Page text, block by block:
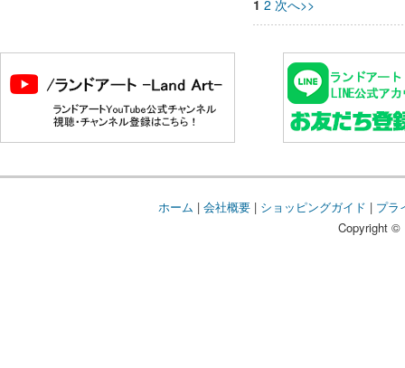
1 2 次へ>>
ホーム | 会社概要| ショッピングガイド | プラ
Copyright ©